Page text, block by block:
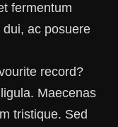
fermentum
ac posuere
record?
Maecenas
tristique. Sed